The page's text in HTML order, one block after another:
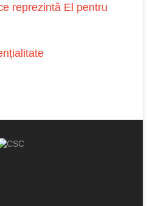
reprezintă El pentru